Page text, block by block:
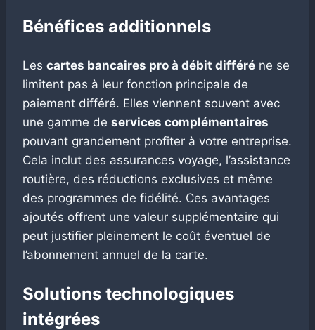
Bénéfices additionnels
Les cartes bancaires pro à débit différé ne se
limitent pas à leur fonction principale de
paiement différé. Elles viennent souvent avec
une gamme de services complémentaires
pouvant grandement profiter à votre entreprise.
Cela inclut des assurances voyage, l’assistance
routière, des réductions exclusives et même
des programmes de fidélité. Ces avantages
ajoutés offrent une valeur supplémentaire qui
peut justifier pleinement le coût éventuel de
l’abonnement annuel de la carte.
Solutions technologiques
intégrées